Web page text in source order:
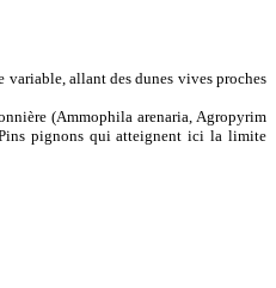
variable, allant des dunes vives proches
(Ammophila arenaria, Agropyrim
Pins pignons qui atteignent ici la limite